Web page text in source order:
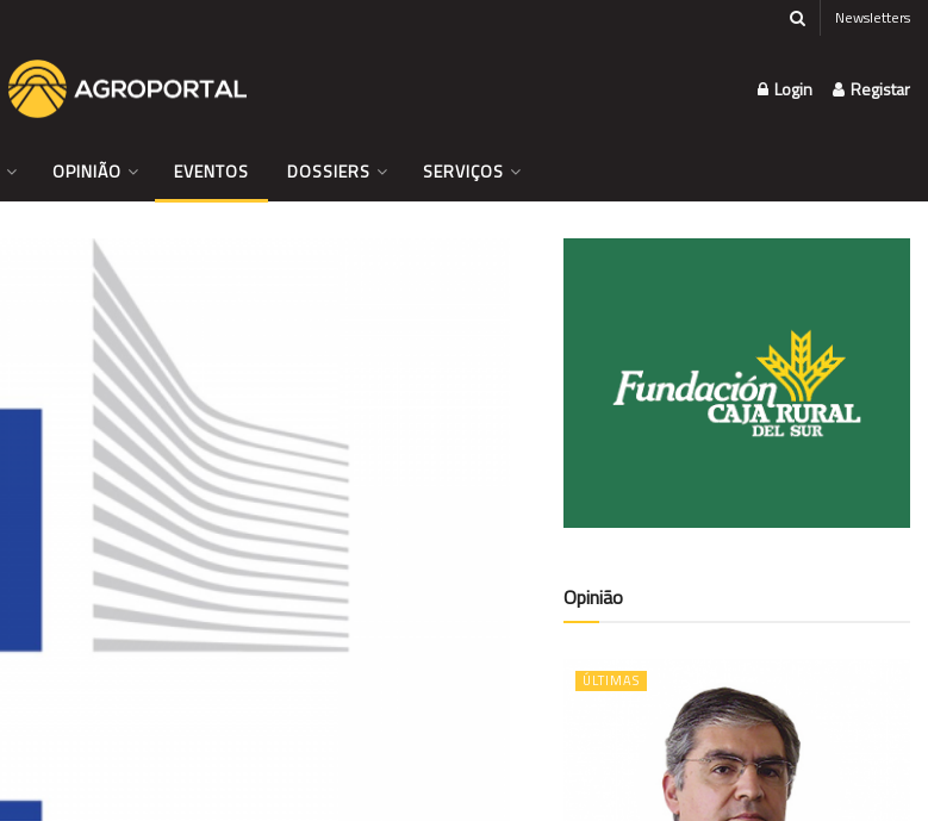
Newsletters
Login Registar
OPINIÃO EVENTOS DOSSIERS SERVIÇOS
Opinião
ÚLTIMAS